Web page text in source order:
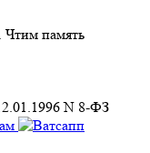
Чтим память
N 8-ФЗ